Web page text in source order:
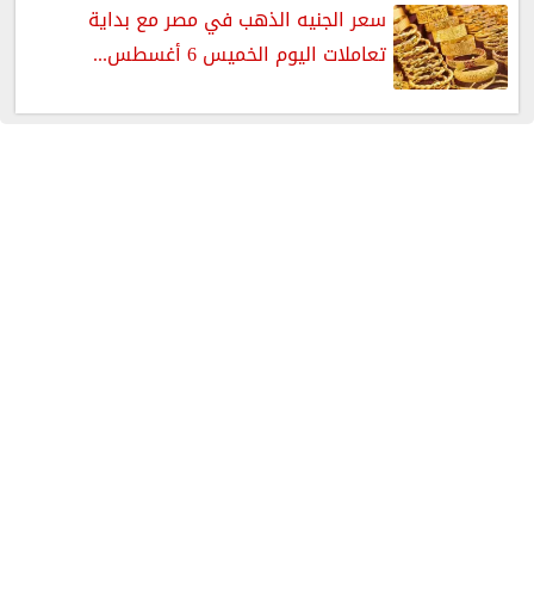
سعر الجنيه الذهب في مصر مع بداية
تعاملات اليوم الخميس 6 أغسطس...